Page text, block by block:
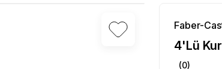
Faber-
4'Lü
(0)